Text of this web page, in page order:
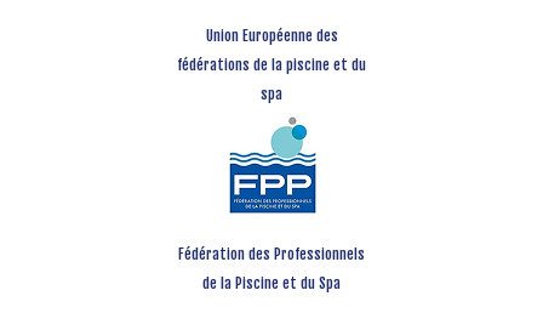
Union Européenne des
fédérations de la piscine et du
spa
Fédération des Professionnels
de la Piscine et du Spa